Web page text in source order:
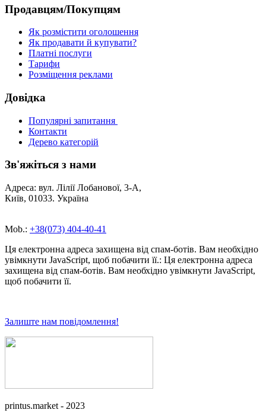
Продавцям/Покупцям
Як розмістити оголошення
Як продавати й купувати?
Платні послуги
Тарифи
Розміщення реклами
Довідка
Популярні запитання
Контакти
Дерево категорій
Зв'яжіться з нами
Адреса: вул. Лілії Лобанової, 3-А,
Київ, 01033. Україна
Mob.: +38(073) 404-40-41
Ця електронна адреса захищена від спам-ботів. Вам необхідно
увімкнути JavaScript, щоб побачити її.: Ця електронна адреса
захищена від спам-ботів. Вам необхідно увімкнути JavaScript,
щоб побачити її.
Залиште нам повідомлення!
printus.market - 2023